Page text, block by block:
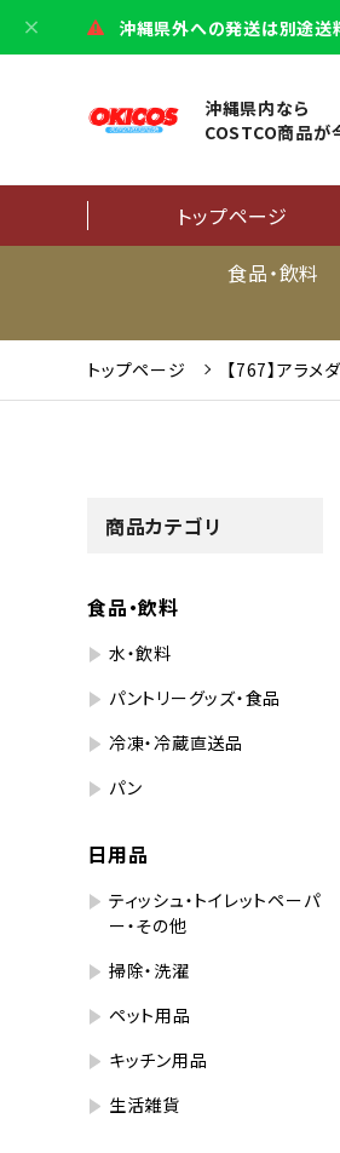
沖縄県外への発送は別途送
沖縄県内なら
COSTCO商品が
トップページ
食品・飲料
トップページ 【767】アラ
商品カテゴリ
食品・飲料
水・飲料
パントリーグッズ・食品
冷凍・冷蔵直送品
パン
日用品
ティッシュ・トイレットペーパ
ー・その他
掃除・洗濯
ペット用品
キッチン用品
生活雑貨